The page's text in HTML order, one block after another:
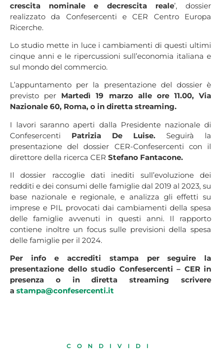
crescita nominale e decrescita reale’, dossier
realizzato da Confesercenti e CER Centro Europa
Ricerche.
Lo studio mette in luce i cambiamenti di questi ultimi
cinque anni e le ripercussioni sull’economia italiana e
sul mondo del commercio.
L’appuntamento per la presentazione del dossier è
previsto per Martedì 19 marzo alle ore 11.00, Via
Nazionale 60, Roma, o in diretta streaming.
I lavori saranno aperti dalla Presidente nazionale di
Confesercenti Patrizia De Luise. Seguirà la
presentazione del dossier CER-Confesercenti con il
direttore della ricerca CER Stefano Fantacone.
Il dossier raccoglie dati inediti sull’evoluzione dei
redditi e dei consumi delle famiglie dal 2019 al 2023, su
base nazionale e regionale, e analizza gli effetti su
imprese e PIL provocati dai cambiamenti della spesa
delle famiglie avvenuti in questi anni. Il rapporto
contiene inoltre un focus sulle previsioni della spesa
delle famiglie per il 2024.
Per info e accrediti stampa per seguire la
presentazione dello studio Confesercenti – CER in
presenza o in diretta streaming scrivere
a stampa@confesercenti.it
CONDIVIDI